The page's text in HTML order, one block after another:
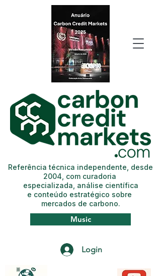
Login
Music
Referência técnica independente, desde
2004, com curadoria
especializada, análise científica
e conteúdo estratégico sobre
mercados de carbono.